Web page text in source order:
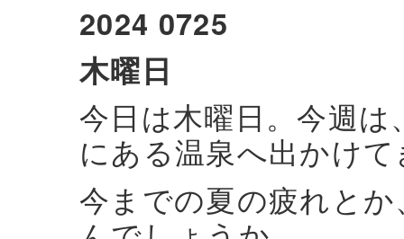
2024 0725
木曜日
今日は木曜日。今週
にある温泉へ出かけ
今までの夏の疲れと